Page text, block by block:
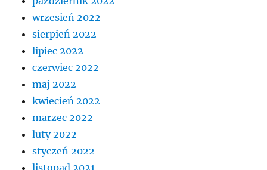
wrzesień 2022
sierpień 2022
lipiec 2022
czerwiec 2022
maj 2022
kwiecień 2022
marzec 2022
luty 2022
styczeń 2022